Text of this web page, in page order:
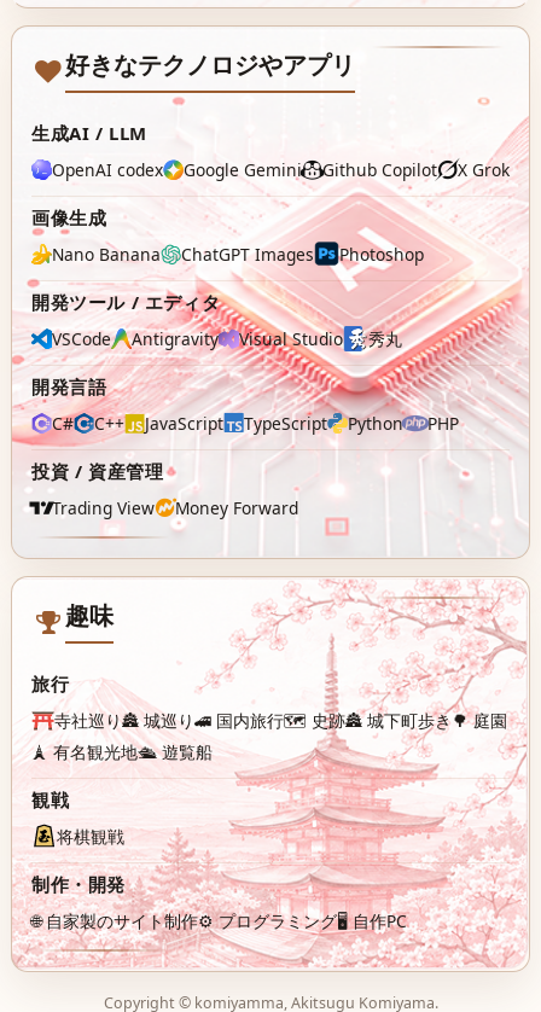
好きなテクノロジやアプリ
生成AI / LLM
OpenAI codex Google Gemini Github Copilot X Grok
画像生成
Nano Banana ChatGPT Images Photoshop
開発ツール / エディタ
VSCode Antigravity Visual Studio 秀丸
開発言語
C# C++ JavaScript TypeScript Python PHP
投資 / 資産管理
Trading View Money Forward
趣味
旅行
寺社巡り🏯 城巡り🚄 国内旅行🗺️ 史跡🏯 城下町歩き🌳 庭園
🗼 有名観光地🛳️ 遊覧船
観戦
将棋観戦
制作・開発
🌐 自家製のサイト制作⚙️ プログラミング🖥️ 自作PC
Copyright © komiyamma,Akitsugu Komiyama.